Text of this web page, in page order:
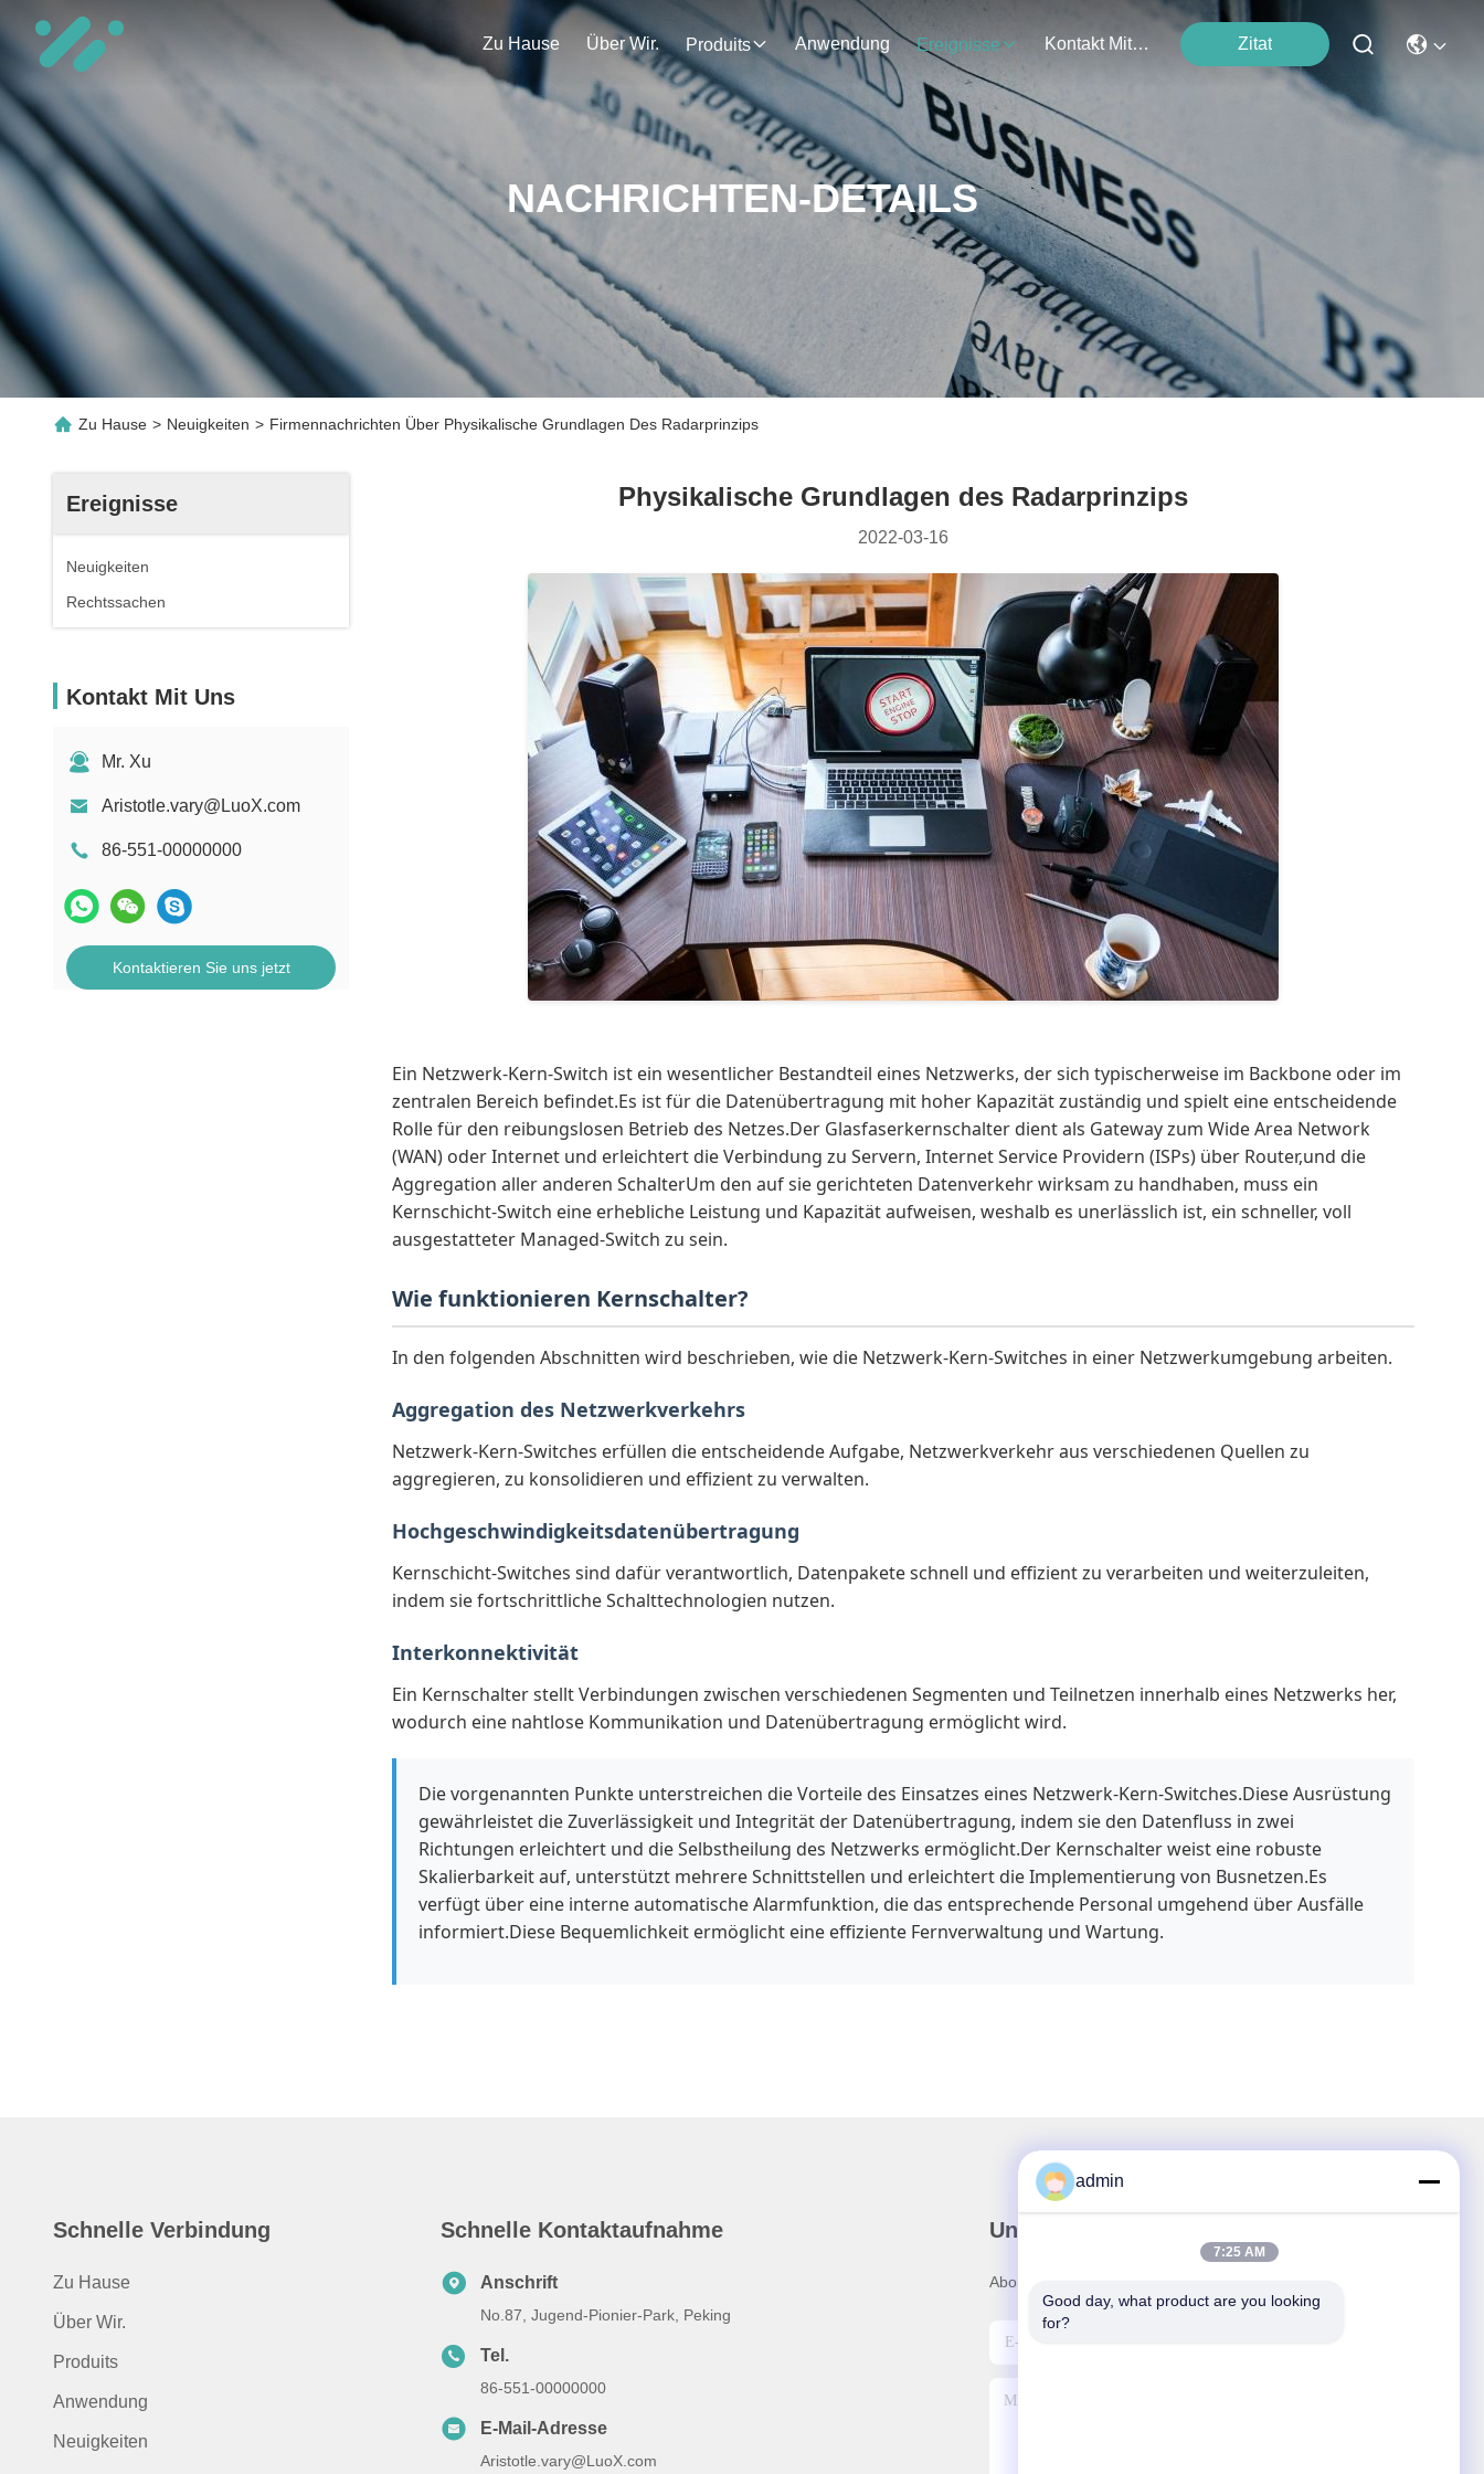
Zu Hause Über Wir. Produits Anwendung Ereignisse Kontakt Mit Uns Zitat
NACHRICHTEN-DETAILS
Zu Hause > Neuigkeiten > Firmennachrichten Über Physikalische Grundlagen Des Radarprinzips
Ereignisse
Neuigkeiten
Rechtssachen
Kontakt Mit Uns
Mr. Xu
Aristotle.vary@LuoX.com
86-551-00000000
Kontaktieren Sie uns jetzt
Physikalische Grundlagen des Radarprinzips
2022-03-16
Ein Netzwerk-Kern-Switch ist ein wesentlicher Bestandteil eines Netzwerks, der sich typischerweise im Backbone oder im
zentralen Bereich befindet.Es ist für die Datenübertragung mit hoher Kapazität zuständig und spielt eine entscheidende
Rolle für den reibungslosen Betrieb des Netzes.Der Glasfaserkernschalter dient als Gateway zum Wide Area Network
(WAN) oder Internet und erleichtert die Verbindung zu Servern, Internet Service Providern (ISPs) über Router,und die
Aggregation aller anderen SchalterUm den auf sie gerichteten Datenverkehr wirksam zu handhaben, muss ein
Kernschicht-Switch eine erhebliche Leistung und Kapazität aufweisen, weshalb es unerlässlich ist, ein schneller, voll
ausgestatteter Managed-Switch zu sein.
Wie funktionieren Kernschalter?
In den folgenden Abschnitten wird beschrieben, wie die Netzwerk-Kern-Switches in einer Netzwerkumgebung arbeiten.
Aggregation des Netzwerkverkehrs
Netzwerk-Kern-Switches erfüllen die entscheidende Aufgabe, Netzwerkverkehr aus verschiedenen Quellen zu
aggregieren, zu konsolidieren und effizient zu verwalten.
Hochgeschwindigkeitsdatenübertragung
Kernschicht-Switches sind dafür verantwortlich, Datenpakete schnell und effizient zu verarbeiten und weiterzuleiten,
indem sie fortschrittliche Schalttechnologien nutzen.
Interkonnektivität
Ein Kernschalter stellt Verbindungen zwischen verschiedenen Segmenten und Teilnetzen innerhalb eines Netzwerks her,
wodurch eine nahtlose Kommunikation und Datenübertragung ermöglicht wird.
Die vorgenannten Punkte unterstreichen die Vorteile des Einsatzes eines Netzwerk-Kern-Switches.Diese Ausrüstung
gewährleistet die Zuverlässigkeit und Integrität der Datenübertragung, indem sie den Datenfluss in zwei
Richtungen erleichtert und die Selbstheilung des Netzwerks ermöglicht.Der Kernschalter weist eine robuste
Skalierbarkeit auf, unterstützt mehrere Schnittstellen und erleichtert die Implementierung von Busnetzen.Es
verfügt über eine interne automatische Alarmfunktion, die das entsprechende Personal umgehend über Ausfälle
informiert.Diese Bequemlichkeit ermöglicht eine effiziente Fernverwaltung und Wartung.
Schnelle Verbindung
Zu Hause
Über Wir.
Produits
Anwendung
Neuigkeiten
Schnelle Kontaktaufnahme
Anschrift
No.87, Jugend-Pionier-Park, Peking
Tel.
86-551-00000000
E-Mail-Adresse
Aristotle.vary@LuoX.com
Unser Newsletter
Abonnieren Sie unseren Newsletter für Rabatte und mehr.
admin
7:25 AM
Good day, what product are you looking
for?